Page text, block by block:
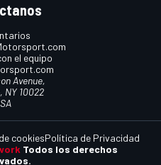
el equipo
Avenue,
NY 10022
Todos los derechos
cookiesPolítica de Privacidad